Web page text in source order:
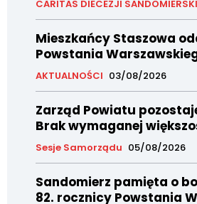
CARITAS DIECEZJI
Mieszkańcy Staszowa
Powstania
AKTUALNOŚCI 03/08/2026
Zarząd Powiatu
Brak wymaganej
Sesje Samorządu 05/08/2026
Sandomierz pamięta o
82. rocznicy Powstania